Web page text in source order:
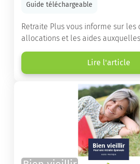
Guide téléchargeable
Retraite Plus vous informe sur les
allocations et les aides
âgées ont droit pour financer un
de retraite ou un maintien à
Lire l'article